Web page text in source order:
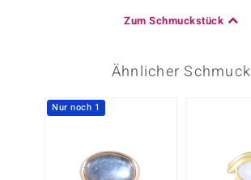
Zum Schmuckstück
Ähnlicher Schmuck
Nur noch 1